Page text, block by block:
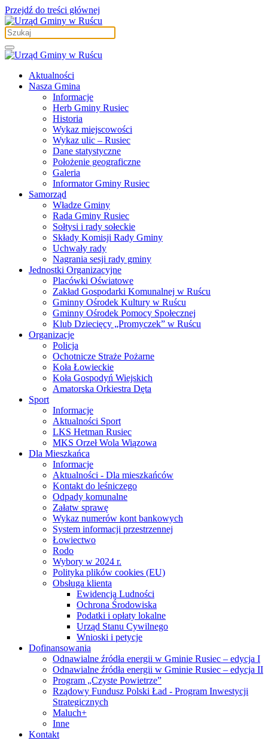
Przejdź do treści głównej
Aktualności
Nasza Gmina
Informacje
Herb Gminy Rusiec
Historia
Wykaz miejscowości
Wykaz ulic – Rusiec
Dane statystyczne
Położenie geograficzne
Galeria
Informator Gminy Rusiec
Samorząd
Władze Gminy
Rada Gminy Rusiec
Sołtysi i rady sołeckie
Składy Komisji Rady Gminy
Uchwały rady
Nagrania sesji rady gminy
Jednostki Organizacyjne
Placówki Oświatowe
Zakład Gospodarki Komunalnej w Ruścu
Gminny Ośrodek Kultury w Ruścu
Gminny Ośrodek Pomocy Społecznej
Klub Dziecięcy „Promyczek” w Ruścu
Organizacje
Policja
Ochotnicze Straże Pożarne
Koła Łowieckie
Koła Gospodyń Wiejskich
Amatorska Orkiestra Dęta
Sport
Informacje
Aktualności Sport
LKS Hetman Rusiec
MKS Orzeł Wola Wiązowa
Dla Mieszkańca
Informacje
Aktualności - Dla mieszkańców
Kontakt do leśniczego
Odpady komunalne
Załatw sprawę
Wykaz numerów kont bankowych
System informacji przestrzennej
Łowiectwo
Rodo
Wybory w 2024 r.
Polityka plików cookies (EU)
Obsługa klienta
Ewidencja Ludności
Ochrona Środowiska
Podatki i opłaty lokalne
Urząd Stanu Cywilnego
Wnioski i petycje
Dofinansowania
Odnawialne źródła energii w Gminie Rusiec – edycja I
Odnawialne źródła energii w Gminie Rusiec – edycja II
Program „Czyste Powietrze”
Rządowy Fundusz Polski Ład - Program Inwestycji
Strategicznych
Maluch+
Inne
Kontakt